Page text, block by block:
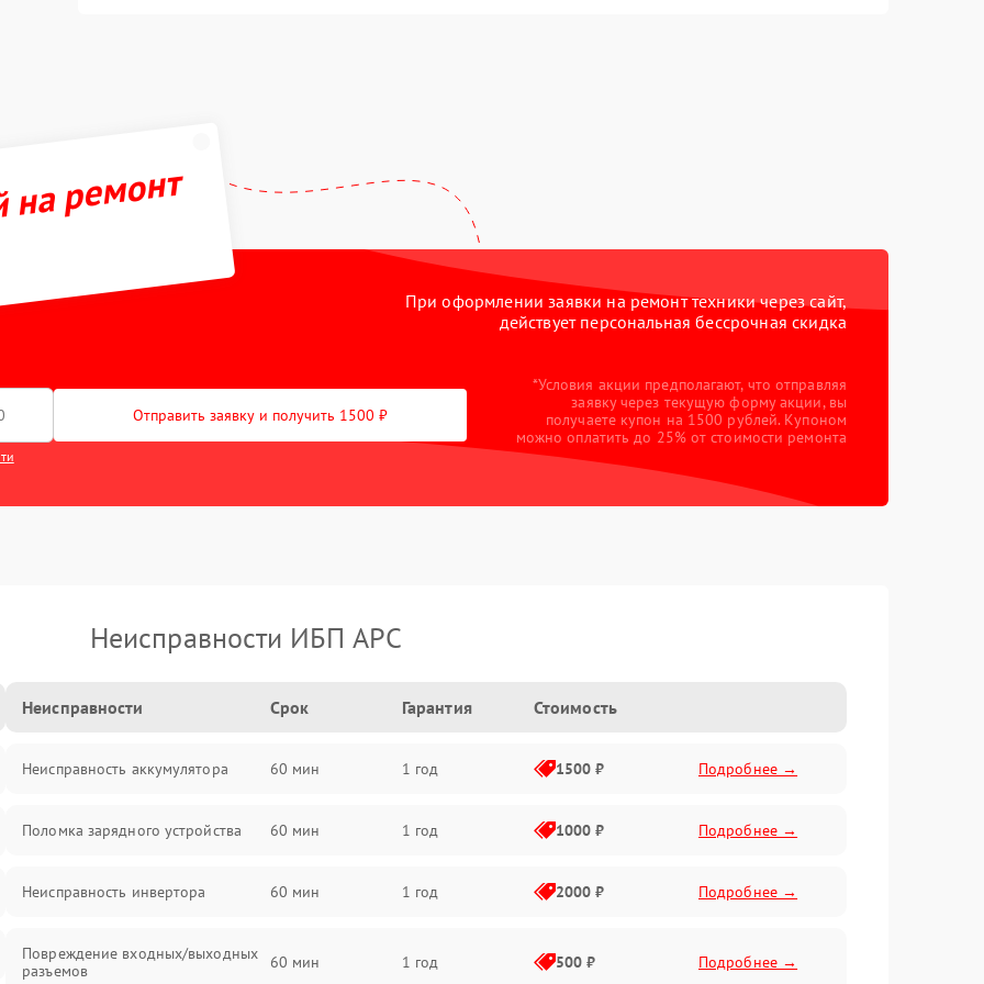
ремонт
При оформлении заявки на ремонт техники через сайт,
действует персональная бессрочная скидка
Отправить заявку и получить 1500 ₽
*Условия акции предполагают, что отправляя
заявку через текущую форму акции, вы
получаете купон на 1500 рублей. Купоном
можно оплатить до 25% от стоимости ремонта
Неисправности ИБП APC
Неисправности Срок Гарантия Стоимость
Неисправность аккумулятора 60 мин 1 год 1500 ₽ Подробнее →
Поломка зарядного устройства 60 мин 1 год 1000 ₽ Подробнее →
Неисправность инвертора 60 мин 1 год 2000 ₽ Подробнее →
Повреждение входных/выходных
разъемов
60 мин 1 год 500 ₽ Подробнее →